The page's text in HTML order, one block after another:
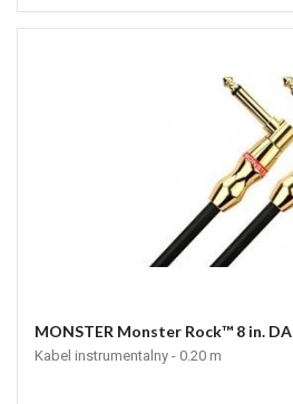
MONSTER Monster Rock™ 8 in. DA
Kabel instrumentalny - 0.20 m